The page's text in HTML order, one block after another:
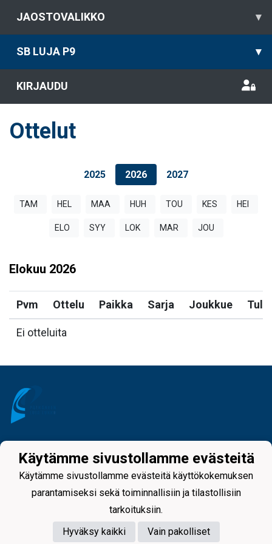
JAOSTOVALIKKO ▾
SB LUJA P9 ▾
KIRJAUDU
Ottelut
2025 2026 2027
TAM HEL MAA HUH TOU KES HEI
ELO SYY LOK MAR JOU
Elokuu 2026
Pvm Ottelu Paikka Sarja Joukkue
Ei otteluita
Powered by
Käytämme sivustollamme evästeitä
Käytämme sivustollamme evästeitä käyttökokemuksen
parantamiseksi sekä toiminnallisiin ja tilastollisiin
tarkoituksiin.
Hyväksy kaikki
Vain pakolliset